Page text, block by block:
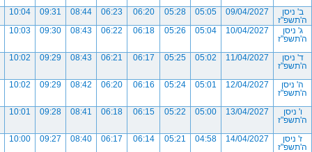
ב' ניסן
ה'תשפ"ז
09/04/2027
05:05
05:28
06:20
06:23
08:44
09:31
10:04
ג' ניסן
ה'תשפ"ז
10/04/2027
05:04
05:26
06:18
06:22
08:43
09:30
10:03
ד' ניסן
ה'תשפ"ז
11/04/2027
05:02
05:25
06:17
06:21
08:43
09:29
10:02
ה' ניסן
ה'תשפ"ז
12/04/2027
05:01
05:24
06:16
06:20
08:42
09:29
10:02
ו' ניסן
ה'תשפ"ז
13/04/2027
05:00
05:22
06:15
06:18
08:41
09:28
10:01
ז' ניסן
ה'תשפ"ז
14/04/2027
04:58
05:21
06:14
06:17
08:40
09:27
10:00